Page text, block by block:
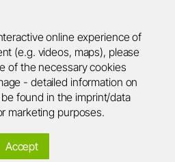
online experience of
(e.g. videos, maps), please
of the necessary cookies
- detailed information on
found in the imprint/data
marketing purposes.
Accept